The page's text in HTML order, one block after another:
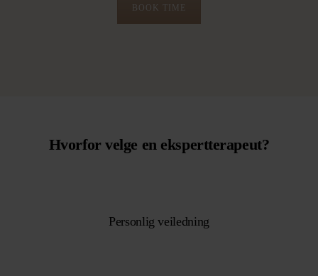
BOOK TIME
Hvorfor velge en ekspertterapeut?
Personlig veiledning